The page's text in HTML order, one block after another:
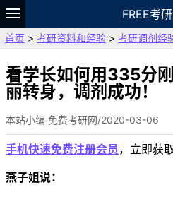
FREE考
题库
故事 专题 APP
VIP
资料
首页 > 考研资料和经验 > 考研调剂经
看学长如何用335分
丽转身，调剂成功！
本站小编 免费考研网/2020-03-06
手机快速免费注册会员 ，立即获
燕子姐说：